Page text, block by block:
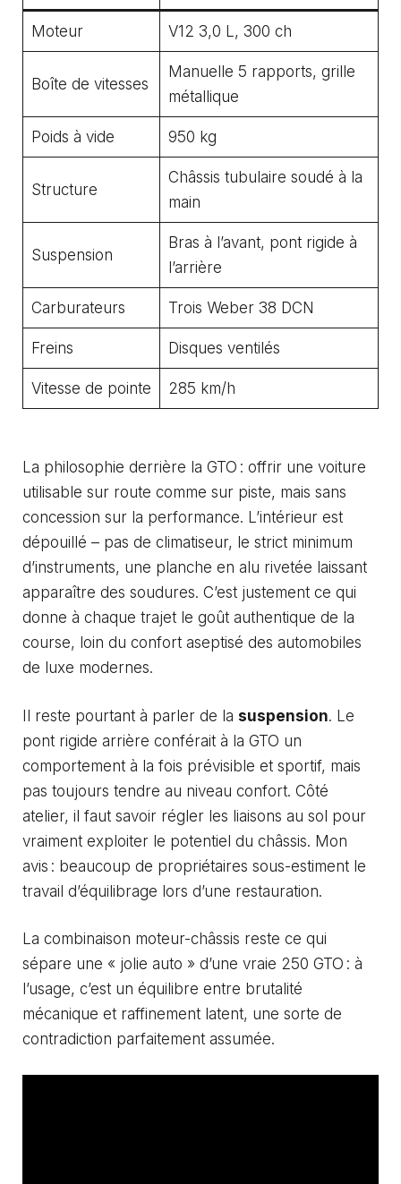
Moteur V12 3,0 L, 300 ch
Boîte de vitesses
Manuelle 5 rapports, grille
métallique
Poids à vide 950 kg
Structure
Châssis tubulaire soudé à la
main
Suspension
Bras à l’avant, pont rigide à
l’arrière
Carburateurs Trois Weber 38 DCN
Freins Disques ventilés
Vitesse de pointe 285 km/h
La philosophie derrière la GTO : offrir une voiture
utilisable sur route comme sur piste, mais sans
concession sur la performance. L’intérieur est
dépouillé – pas de climatiseur, le strict minimum
d’instruments, une planche en alu rivetée laissant
apparaître des soudures. C’est justement ce qui
donne à chaque trajet le goût authentique de la
course, loin du confort aseptisé des automobiles
de luxe modernes.
Il reste pourtant à parler de la suspension. Le
pont rigide arrière conférait à la GTO un
comportement à la fois prévisible et sportif, mais
pas toujours tendre au niveau confort. Côté
atelier, il faut savoir régler les liaisons au sol pour
vraiment exploiter le potentiel du châssis. Mon
avis : beaucoup de propriétaires sous-estiment le
travail d’équilibrage lors d’une restauration.
La combinaison moteur-châssis reste ce qui
sépare une « jolie auto » d’une vraie 250 GTO : à
l’usage, c’est un équilibre entre brutalité
mécanique et raffinement latent, une sorte de
contradiction parfaitement assumée.